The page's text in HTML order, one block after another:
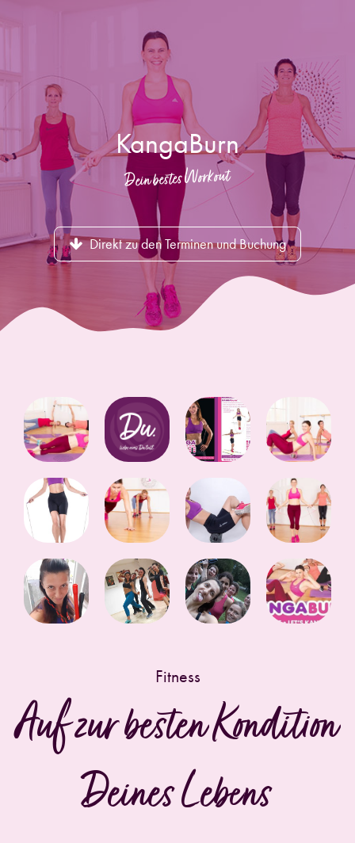
KangaBurn
Dein bestes Workout
Direkt zu den Terminen und Buchung
Fitness
Auf zur besten Kondition
Deines Lebens